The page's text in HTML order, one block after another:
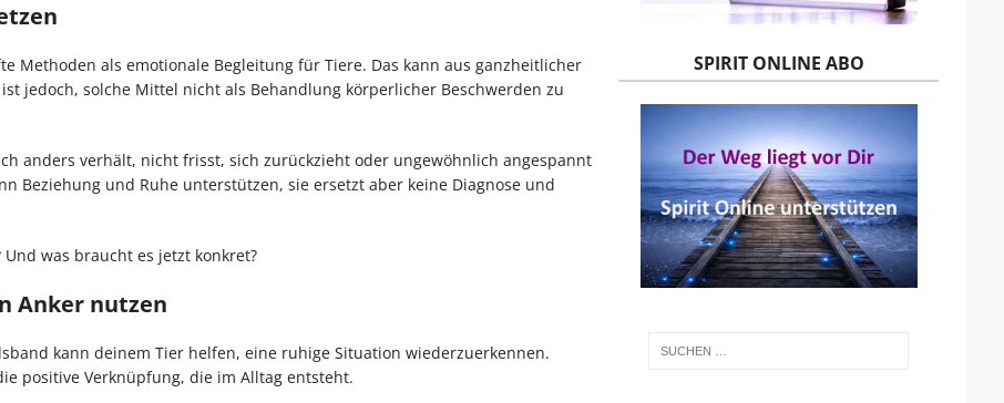
Methoden als emotionale Begleitung für Tiere. Das kann aus ganzheitlicher
jedoch, solche Mittel nicht als Behandlung körperlicher Beschwerden zu
anders verhält, nicht frisst, sich zurückzieht oder ungewöhnlich angespannt
Beziehung und Ruhe unterstützen, sie ersetzt aber keine Diagnose und
was braucht es jetzt konkret?
Anker nutzen
kann deinem Tier helfen, eine ruhige Situation wiederzuerkennen.
positive Verknüpfung, die im Alltag entsteht.
SPIRIT ONLINE ABO